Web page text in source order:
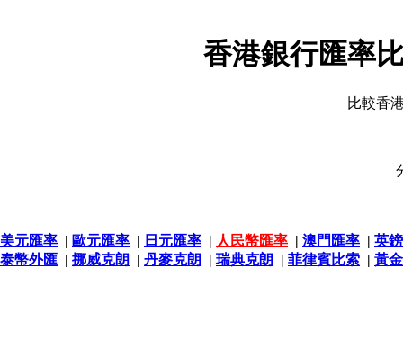
香港銀行匯率
比較香
美元匯率 | 歐元匯率 | 日元匯率 | 人民幣匯率 | 澳門匯率 | 英
泰幣外匯 | 挪威克朗 | 丹麥克朗 | 瑞典克朗 | 菲律賓比索 | 黃